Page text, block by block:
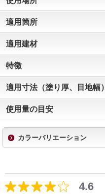
適用箇所
適用建材
特徴
適用寸法（塗り厚、目地幅）
使用量の目安
カラーバリエーション
4.6